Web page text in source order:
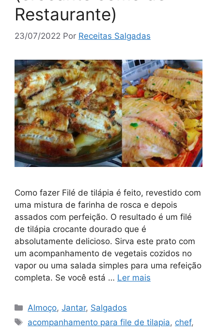
Restaurante)
23/07/2022 Por Receitas Salgadas
Como fazer Filé de tilápia é feito, revestido com
uma mistura de farinha de rosca e depois
assados com perfeição. O resultado é um filé
de tilápia crocante dourado que é
absolutamente delicioso. Sirva este prato com
um acompanhamento de vegetais cozidos no
vapor ou uma salada simples para uma refeição
completa. Se você está … Ler mais
Categorias
Almoço,Jantar, Salgados
Tags
acompanhamento para file de tilapia, chef,